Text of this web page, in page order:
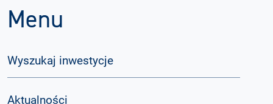
Menu
Wyszukaj inwestycje
Aktualności